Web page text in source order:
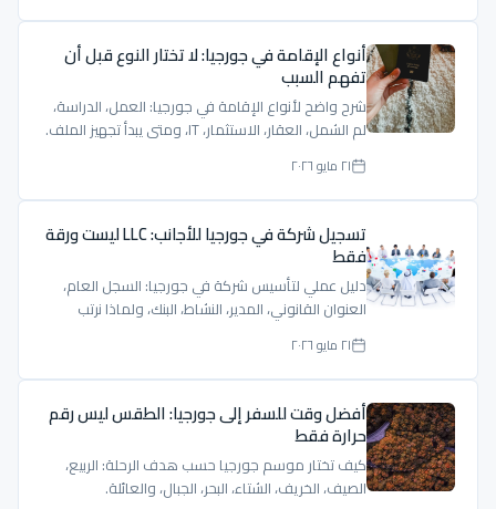
أنواع الإقامة في جورجيا: لا تختار النوع قبل أن
تفهم السبب
شرح واضح لأنواع الإقامة في جورجيا: العمل، الدراسة،
لم الشمل، العقار، الاستثمار، IT، ومتى يبدأ تجهيز الملف.
٢١ مايو ٢٠٢٦
تسجيل شركة في جورجيا للأجانب: LLC ليست ورقة
فقط
دليل عملي لتأسيس شركة في جورجيا: السجل العام،
العنوان القانوني، المدير، النشاط، البنك، ولماذا نرتب
الملف قبل التسجيل.
٢١ مايو ٢٠٢٦
أفضل وقت للسفر إلى جورجيا: الطقس ليس رقم
حرارة فقط
كيف تختار موسم جورجيا حسب هدف الرحلة: الربيع،
الصيف، الخريف، الشتاء، البحر، الجبال، والعائلة.